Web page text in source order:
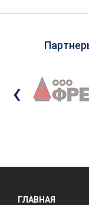
‹
ГЛАВНАЯ